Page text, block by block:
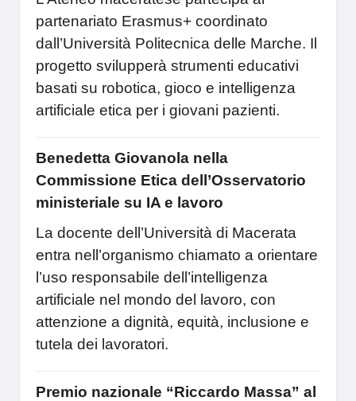
partenariato Erasmus+ coordinato
dall’Università Politecnica delle Marche. Il
progetto svilupperà strumenti educativi
basati su robotica, gioco e intelligenza
artificiale etica per i giovani pazienti.
Benedetta Giovanola nella
Commissione Etica dell’Osservatorio
ministeriale su IA e lavoro
La docente dell’Università di Macerata
entra nell’organismo chiamato a orientare
l’uso responsabile dell’intelligenza
artificiale nel mondo del lavoro, con
attenzione a dignità, equità, inclusione e
tutela dei lavoratori.
Premio nazionale “Riccardo Massa” al